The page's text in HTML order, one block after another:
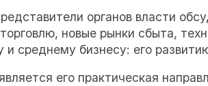
органов власти
новые рынки сбыта,
среднему бизнесу: его
его практическая